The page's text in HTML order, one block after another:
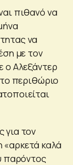
πιθανό να
να
με τον
ο Αλεξάντερ
περιθώριο
για τον
καλά
παρόντος